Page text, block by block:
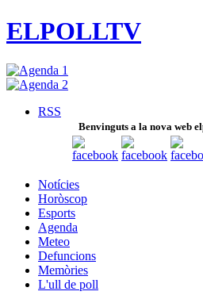
ELPOLLTV
RSS
Benvinguts a la nova web
Notícies
Horòscop
Esports
Agenda
Meteo
Defuncions
Memòries
L'ull de poll